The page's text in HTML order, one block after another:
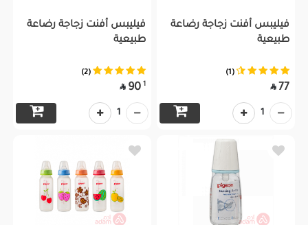
فيليبس أفنت زجاجة رضاعة
طبيعية
(1)
77

1
فيليبس أفنت زجاجة رضاعة
طبيعية
(2)
1
90

1